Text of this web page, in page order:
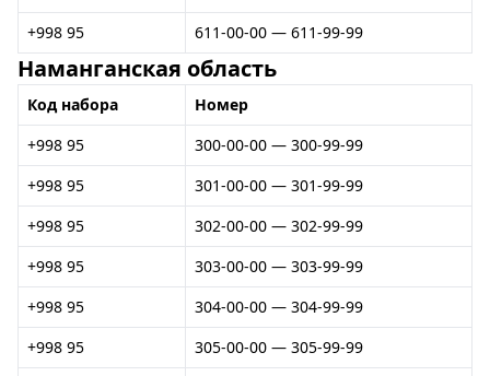
+998 95
611-00-00 — 611-99-99
Наманганская область
Код набора
Номер
+998 95
300-00-00 — 300-99-99
+998 95
301-00-00 — 301-99-99
+998 95
302-00-00 — 302-99-99
+998 95
303-00-00 — 303-99-99
+998 95
304-00-00 — 304-99-99
+998 95
305-00-00 — 305-99-99